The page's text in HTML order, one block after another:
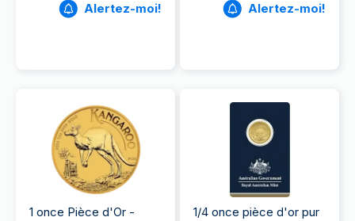
Alertez-moi! Alertez-moi!
1 once Pièce d'Or -
1/4 once pièce d'or pur